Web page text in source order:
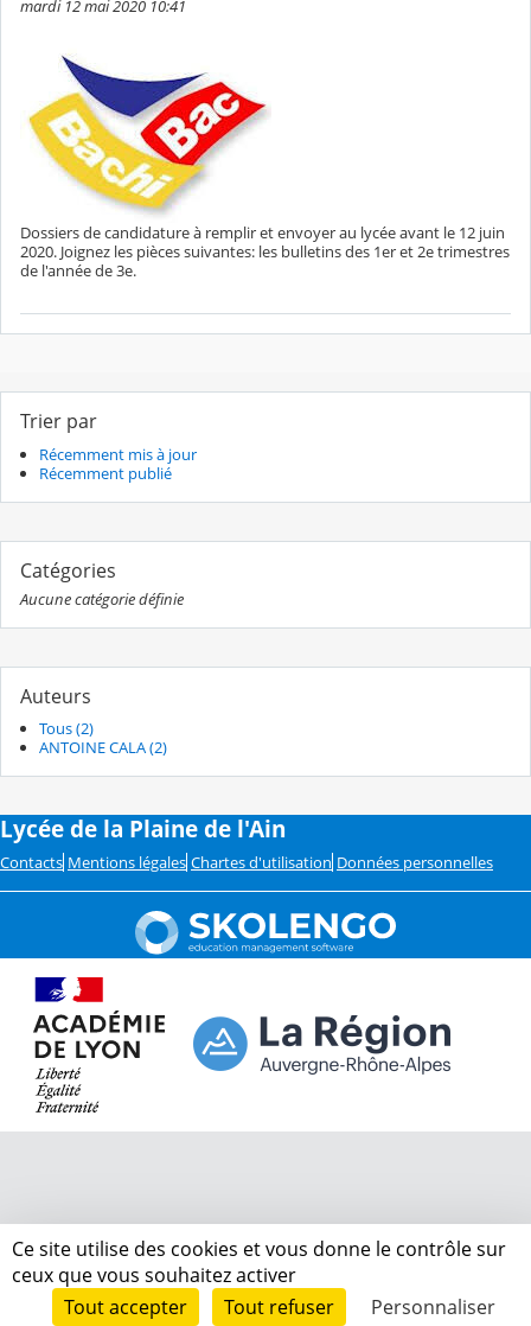
mardi 12 mai 2020 10:41
Dossiers de candidature à remplir et envoyer au lycée avant le 12 juin
2020. Joignez les pièces suivantes: les bulletins des 1er et 2e trimestres
de l'année de 3e.
Trier par
Récemment mis à jour
Récemment publié
Catégories
Aucune catégorie définie
Auteurs
Tous (2)
ANTOINE CALA (2)
Lycée de la Plaine de l'Ain
Contacts Mentions légales Chartes d'utilisation Données personnelles
Ce site utilise des cookies et vous donne le contrôle sur
ceux que vous souhaitez activer
Tout accepter
Tout refuser Personnaliser